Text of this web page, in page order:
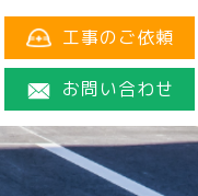
工事のご依頼
お問い合わせ